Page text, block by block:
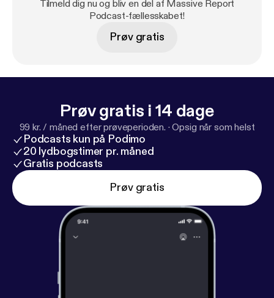
Tilmeld dig nu og bliv en del af Massive Report
Podcast-fællesskabet!
Prøv gratis
Prøv gratis i 14 dage
99 kr. / måned efter prøveperioden. ·Opsig når som helst
Podcasts kun på Podimo
20 lydbogstimer pr. måned
Gratis podcasts
Prøv gratis